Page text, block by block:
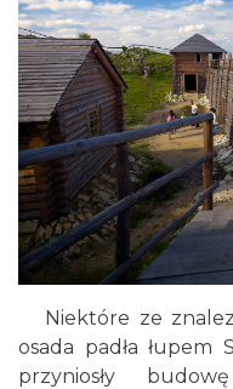
Niektóre ze
osada padła łupem
przyniosły